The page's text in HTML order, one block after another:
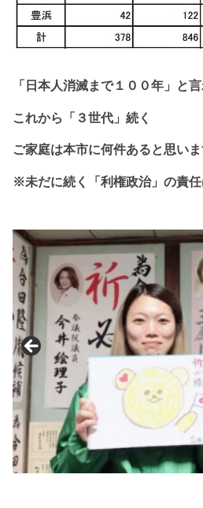
「日本人消滅まで１ ００年」と
これから 「３世代」続く
ご家庭は本市に何件あると思いま
※未だに続く「利権政治」の責任